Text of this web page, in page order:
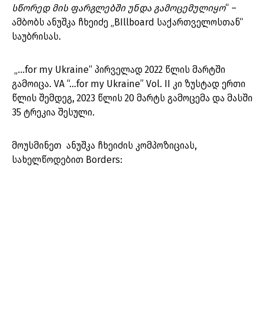
სწორედ მის ფარგლებში უნდა გამოცემულიყო“ –
ამბობს ანუშკა ჩხეიძე „BIllboard საქართველოსთან“
საუბრისას.
„…for my Ukraine“ პირველად 2022 წლის მარტში
გამოიცა. VA “…for my Ukraine” Vol. II კი ზუსტად ერთი
წლის შემდეგ, 2023 წლის 20 მარტს გამოცემა და მასში
35 ტრეკია შესული.
მოუსმინეთ ანუშკა ჩხეიძის კომპოზიციას,
სახელწოდებით Borders: